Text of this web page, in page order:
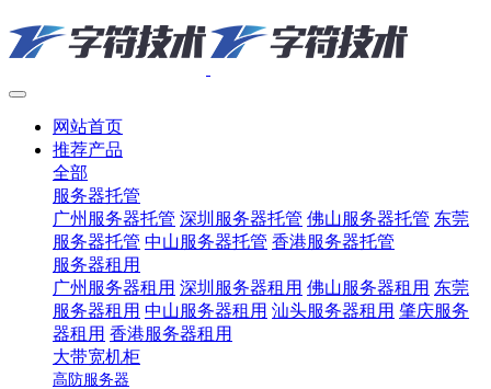
网站首页
推荐产品
全部
服务器托管
广州服务器托管 深圳服务器托管 佛山服务器托管 东莞
服务器托管 中山服务器托管 香港服务器托管
服务器租用
广州服务器租用 深圳服务器租用 佛山服务器租用 东莞
服务器租用 中山服务器租用 汕头服务器租用 肇庆服务
器租用 香港服务器租用
大带宽机柜
高防服务器